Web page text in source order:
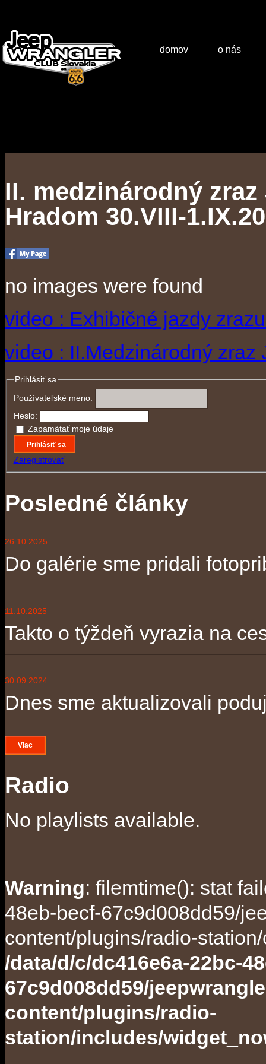
domov o nás
II. medzinárodný
Hradom 30.VIII-
no images were found
video : Exhibičné jazdy
video : II.Medzinárodný zraz
Prihlásiť sa
Používateľské meno:
Heslo:
Zapamätať moje údaje
Prihlásiť sa
Zaregistrovať
Posledné články
26.10.2025
Do galérie sme pridali
11.10.2025
Takto o týždeň vyrazia na
30.09.2024
Dnes sme aktualizovali
Viac
Radio
No playlists available.
Warning: filemtime(): stat
48eb-becf-67c9d008dd59/
content/plugins/radio-
/data/d/c/dc416e6a-22bc-
67c9d008dd59/
content/plugins/radio-
station/includes/